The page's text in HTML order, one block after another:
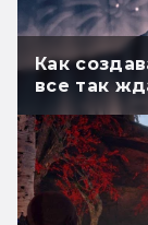
Как
все так